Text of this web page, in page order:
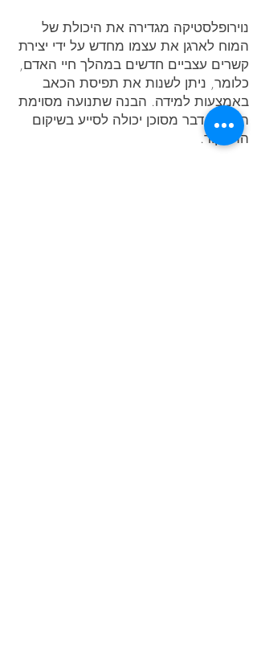
נוירופלסטיקה מגדירה את היכולת של
המוח לארגן את עצמו מחדש על ידי יצירת
קשרים עצביים חדשים במהלך חיי האדם,
כלומר, ניתן לשנות את תפיסת הכאב
באמצעות למידה. הבנה שתנועה מסוימת
היא לא דבר מסוכן יכולה לסייע בשיקום
התפקוד.